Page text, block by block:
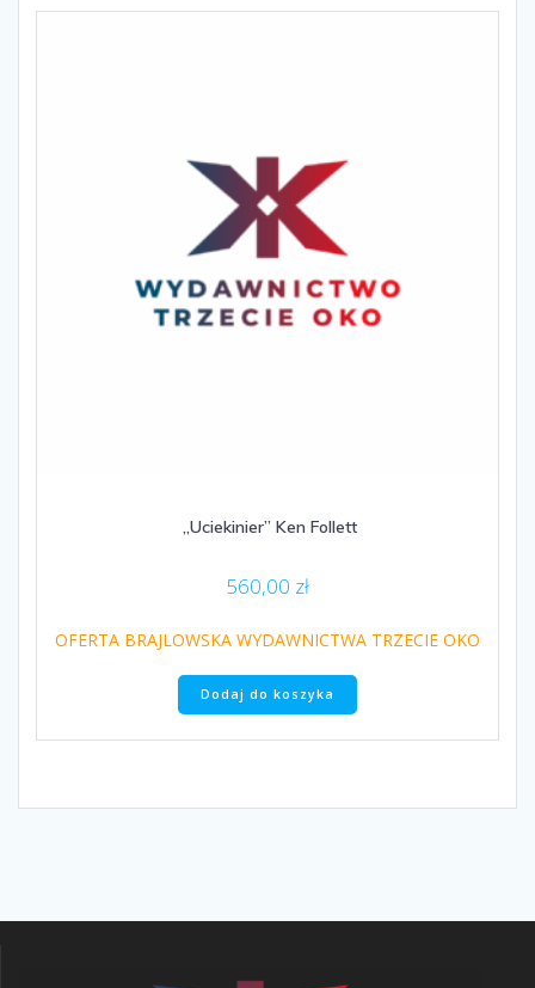
„Uciekinier” Ken Follett
560,00 zł
OFERTA BRAJLOWSKA WYDAWNICTWA TRZECIE OKO
Dodaj do koszyka